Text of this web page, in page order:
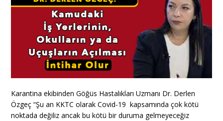
Karantina ekibinden Göğüs Hastalıkları Uzmanı Dr. Derlen
Özgeç “Şu an KKTC olarak Covid-19 kapsamında çok kötü
noktada değiliz ancak bu kötü bir duruma gelmeyeceğiz